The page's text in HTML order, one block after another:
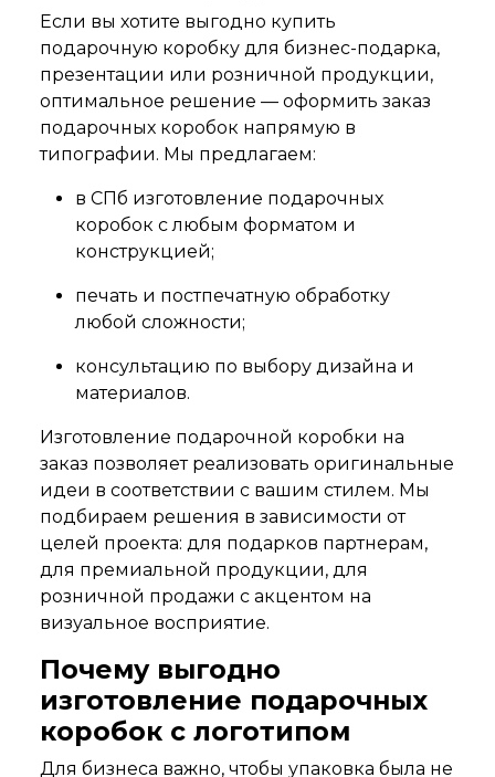
Если вы хотите выгодно купить
подарочную коробку для бизнес-подарка,
презентации или розничной продукции,
оптимальное решение — оформить заказ
подарочных коробок напрямую в
типографии. Мы предлагаем:
в СПб изготовление подарочных
коробок с любым форматом и
конструкцией;
печать и постпечатную обработку
любой сложности;
консультацию по выбору дизайна и
материалов.
Изготовление подарочной коробки на
заказ позволяет реализовать оригинальные
идеи в соответствии с вашим стилем. Мы
подбираем решения в зависимости от
целей проекта: для подарков партнерам,
для премиальной продукции, для
розничной продажи с акцентом на
визуальное восприятие.
Почему выгодно
изготовление подарочных
коробок с логотипом
Для бизнеса важно, чтобы упаковка была не